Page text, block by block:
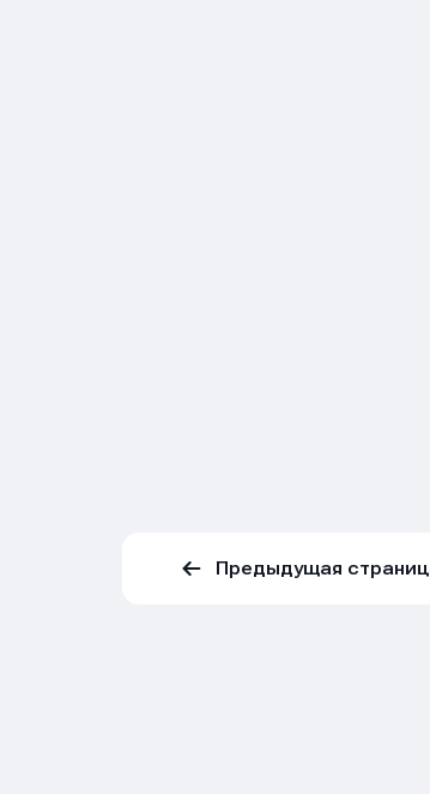
Предыдущая